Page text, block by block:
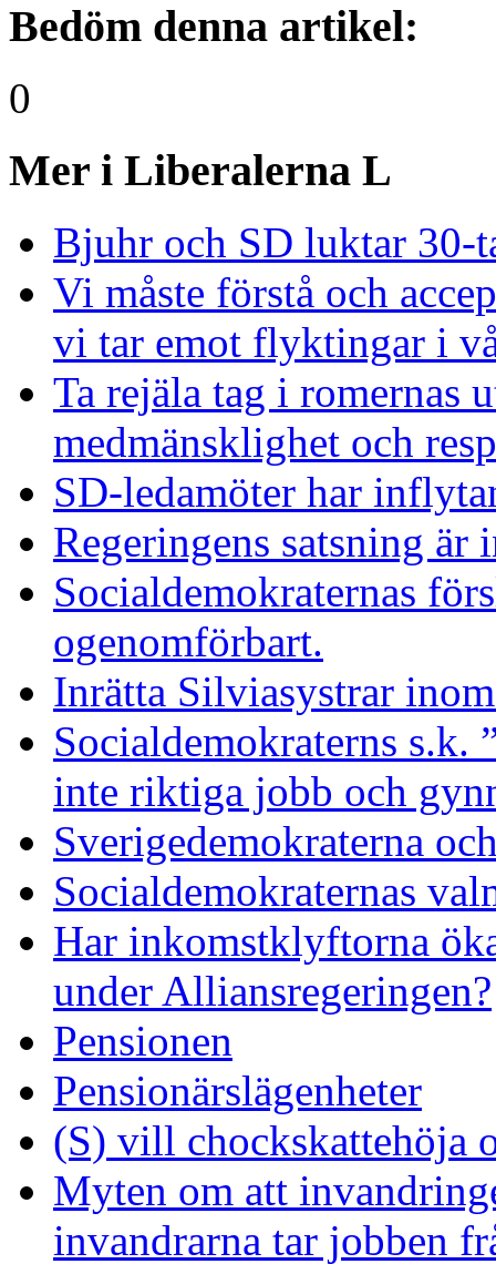
Bedöm denna artikel:
0
Mer i Liberalerna L
Bjuhr och SD luktar 30-
Vi måste förstå och
vi tar emot flyktingar i
Ta rejäla tag i romernas
medmänsklighet och
SD-ledamöter har
Regeringens satsning är
Socialdemokraternas
ogenomförbart.
Inrätta Silviasystrar
Socialdemokraterns s.k.
inte riktiga jobb och
Sverigedemokraterna
Socialdemokraternas
Har inkomstklyftorna
under Alliansregeringen?
Pensionen
Pensionärslägenheter
(S) vill chockskattehöja
Myten om att
invandrarna tar jobben